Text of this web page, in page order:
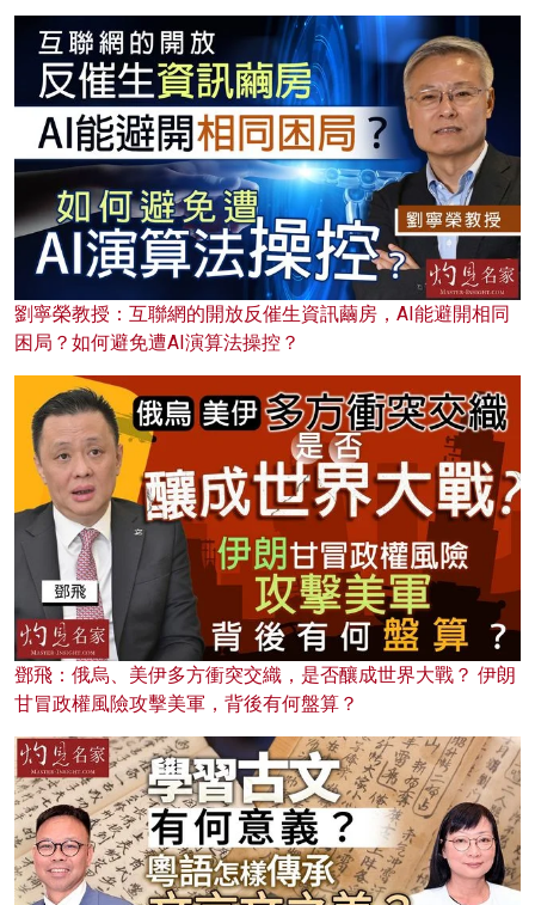
劉寧榮教授：互聯網的開放反催生資訊繭房，AI能避開相同
困局？如何避免遭AI演算法操控？
鄧飛：俄烏、美伊多方衝突交織，是否釀成世界大戰？ 伊朗
甘冒政權風險攻擊美軍，背後有何盤算？